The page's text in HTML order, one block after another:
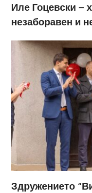
Иле Гоцевски –
незаборавен и
Здружението